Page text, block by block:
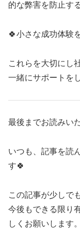
的な弊害を防止す
🍀小さな成功体験
これらを大切にし
一緒にサポートを
最後までお読みい
いつも、記事を読
す🍀
この記事が少しで
今後もできる限り
しくお願いします。